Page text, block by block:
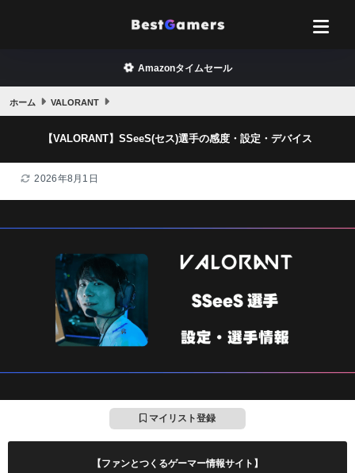
Amazonタイムセール
ホーム VALORANT
【VALORANT】SSeeS(セス)選手の感度・設定・デバイス
2026年8月1日
マイリスト登録
【ファンとつくるゲーマー情報サイト】